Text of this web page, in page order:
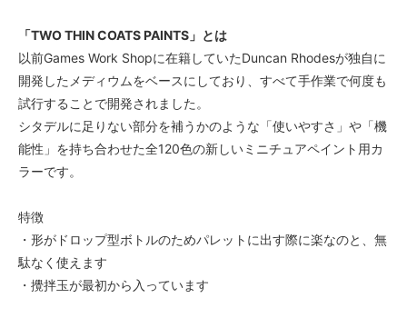
「TWO THIN COATS PAINTS」とは
以前Games Work Shopに在籍していたDuncan Rhodesが独自に
開発したメディウムをベースにしており、すべて手作業で何度も
試行することで開発されました。
シタデルに足りない部分を補うかのような「使いやすさ」や「機
能性」を持ち合わせた全120色の新しいミニチュアペイント用カ
ラーです。
特徴
・形がドロップ型ボトルのためパレットに出す際に楽なのと、無
駄なく使えます
・攪拌玉が最初から入っています